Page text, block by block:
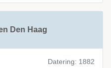
Den Haag
Datering: 1882